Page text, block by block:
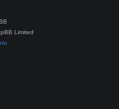
Limited